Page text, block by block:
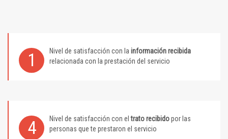
1 Nivel de satisfacción con la información recibida
relacionada con la prestación del servicio
4 Nivel de satisfacción con eltrato recibidopor las
personas que te prestaron el servicio